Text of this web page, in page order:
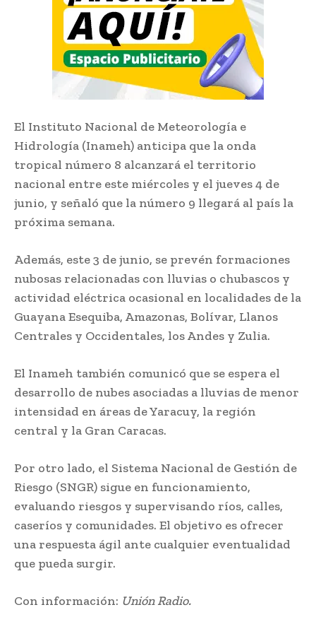
El Instituto Nacional de Meteorología e
Hidrología (Inameh) anticipa que la onda
tropical número 8 alcanzará el territorio
nacional entre este miércoles y el jueves 4 de
junio, y señaló que la número 9 llegará al país la
próxima semana.
Además, este 3 de junio, se prevén formaciones
nubosas relacionadas con lluvias o chubascos y
actividad eléctrica ocasional en localidades de la
Guayana Esequiba, Amazonas, Bolívar, Llanos
Centrales y Occidentales, los Andes y Zulia.
El Inameh también comunicó que se espera el
desarrollo de nubes asociadas a lluvias de menor
intensidad en áreas de Yaracuy, la región
central y la Gran Caracas.
Por otro lado, el Sistema Nacional de Gestión de
Riesgo (SNGR) sigue en funcionamiento,
evaluando riesgos y supervisando ríos, calles,
caseríos y comunidades. El objetivo es ofrecer
una respuesta ágil ante cualquier eventualidad
que pueda surgir.
Con información: Unión Radio.